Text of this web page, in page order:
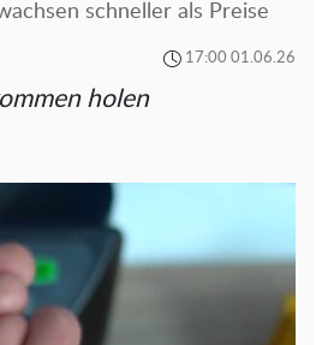
schneller als Preise
17:00 01.06.26
holen